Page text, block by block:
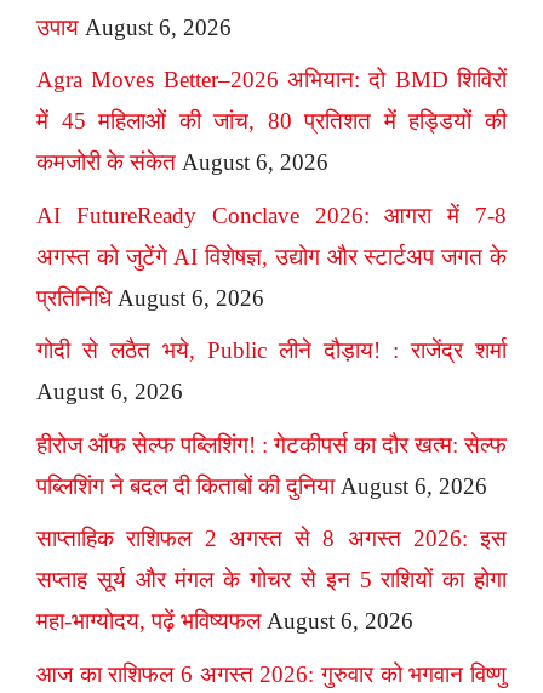
उपाय August 6, 2026
Agra Moves Better–2026 अभियान: दो BMD शिविरों
में 45 महिलाओं की जांच, 80 प्रतिशत में हड्डियों की
कमजोरी के संकेत August 6, 2026
AI FutureReady Conclave 2026: आगरा में 7-8
अगस्त को जुटेंगे AI विशेषज्ञ, उद्योग और स्टार्टअप जगत के
प्रतिनिधि August 6, 2026
गोदी से लठैत भये, Public लीने दौड़ाय! : राजेंद्र शर्मा
August 6, 2026
हीरोज ऑफ सेल्फ पब्लिशिंग! : गेटकीपर्स का दौर खत्म: सेल्फ
पब्लिशिंग ने बदल दी किताबों की दुनिया August 6, 2026
साप्ताहिक राशिफल 2 अगस्त से 8 अगस्त 2026: इस
सप्ताह सूर्य और मंगल के गोचर से इन 5 राशियों का होगा
महा-भाग्योदय, पढ़ें भविष्यफल August 6, 2026
आज का राशिफल 6 अगस्त 2026: गुरुवार को भगवान विष्णु